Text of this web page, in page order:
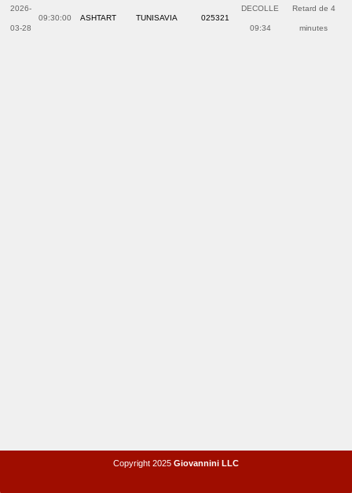
2026-
03-28
09:30:00 ASHTART TUNISAVIA 025321
DECOLLE
09:34
Retard de 4
minutes
Copyright 2025 Giovannini LLC